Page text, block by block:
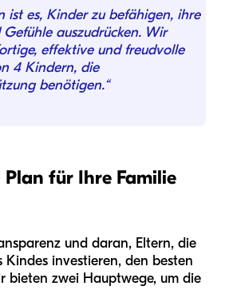
ist es, Kinder zu befähigen, ihre
auszudrücken. Wir
effektive und freudvolle
4 Kindern, die
benötigen.“
für Ihre Familie
und daran, Eltern, die
Kindes investieren, den besten
bieten zwei Hauptwege, um die